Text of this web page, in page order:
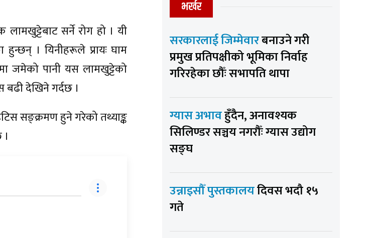
सर्ने रोग हो । यी
। यिनीहरूले प्रायः घाम
जमेको पानी यस लामखुट्टेको
देखिने गर्दछ ।
सङ्क्रमण हुने गरेको तथ्याङ्क
भर्खर
सरकारलाई जिम्मेवारबनाउने गरी
प्रमुख प्रतिपक्षीको भूमिका निर्वाह
गरिरहेका छौँः सभापति थापा
ग्यास अभावहुँदैन, अनावश्यक
सिलिण्डर सञ्चय नगरौँः ग्यास उद्योग
सङ्घ
उन्नाइसौँ पुस्तकालयदिवस भदौ १५
गते